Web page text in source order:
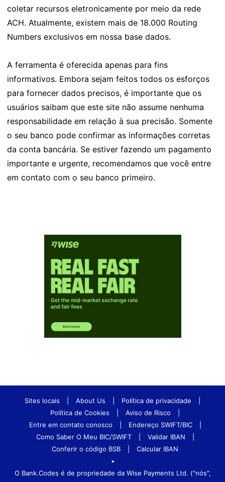
coletar recursos eletronicamente por meio da rede
ACH. Atualmente, existem mais de 18.000 Routing
Numbers exclusivos em nossa base dados.
A ferramenta é oferecida apenas para fins
informativos. Embora sejam feitos todos os esforços
para fornecer dados precisos, é importante que os
usuários saibam que este site não assume nenhuma
responsabilidade em relação à sua precisão. Somente
o seu banco pode confirmar as informações corretas
da conta bancária. Se estiver fazendo um pagamento
importante e urgente, recomendamos que você entre
em contato com o seu banco primeiro.
Sites locais About Us Política de privacidade
Política de Cookies
Aviso de Risco
Entre em contato conosco
Endereço SWIFT/BIC
Como Saber O Meu BIC/SWIFT
Validar IBAN
Conferir o código BSB
Calcular IBAN
•
O Bank.Codes é de propriedade da Wise Payments Ltd. ("nós",